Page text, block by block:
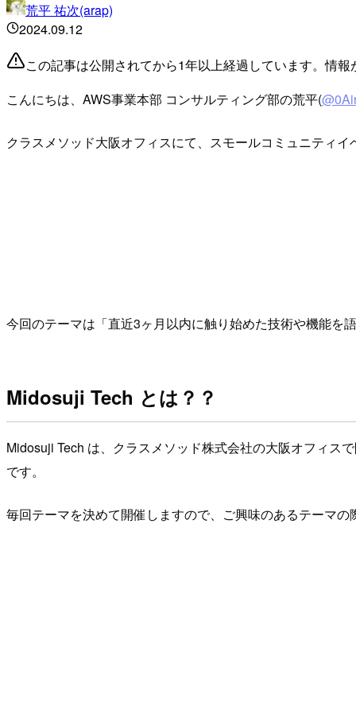
荒平 祐次(arap)
2024.09.12
この記事は公開されてから1年以上経過しています。情
こんにちは、AWS事業本部 コンサルティング部の荒平(
クラスメソッド大阪オフィスにて、スモールコミュニティ
今回のテーマは「直近3ヶ月以内に触り始めた技術や機能を
Midosuji Tech とは？？
Midosuji Tech は、クラスメソッド株式会社の大阪オフィス
です。
毎回テーマを決めて開催しますので、ご興味のあるテーマ